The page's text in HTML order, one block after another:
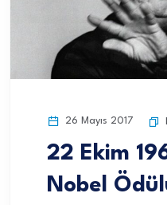
26 Mayıs 2017
22 Ekim
Nobel